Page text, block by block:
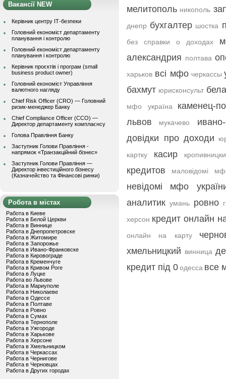
Вакансії NEW
Керівник центру ІТ-безпеки
Головний економіст департаменту
планування і контролю
Головний економіст департаменту
планування і контролю
Керівник проєктів і програм (small
business product owner)
Головний економіст Управління
валютного нагляду
Chief Risk Officer (CRO) — Головний
ризик-менеджер Банку
Chief Compliance Officer (CCO) —
Директор департаменту комплаєнсу
Голова Правління Банку
Заступник Голови Правління -
напрямок «Транзакційний бізнес»
Заступник Голови Правління —
Директор інвестиційного бізнесу
(Казначейство та Фінансові ринки)
Робота в містах
Работа в Киеве
Работа в Белой Церкви
Работа в Виннице
Работа в Днепропетровске
Работа в Житомире
Работа в Запорожье
Работа в Ивано-Франковске
Работа в Кировограде
Работа в Кременчуге
Работа в Кривом Роге
Работа в Луцке
Работа во Львове
Работа в Мариуполе
Работа в Николаеве
Работа в Одессе
Работа в Полтаве
Работа в Ровно
Работа в Сумах
Работа в Тернополе
Работа в Ужгороде
Работа в Харькове
Работа в Херсоне
Работа в Хмельницком
Работа в Черкассах
Работа в Чернигове
Работа в Черновцах
Работа в Других городах
мелитополь никополь
днепр бухгалтер шостка
без справки о доходах
александрия полтава
харьков всі мфо черкассы
бахмут юрисконсульт
мфо україна
каменец-
львов
мукачево
довідки про доходи
картку
касир
кредитов маловідомі
невідомі мфо
аналитик умань ровно
херсон кредит онлайн
онлайн на карту
хмельницкий винница
кредит під 0одесса все